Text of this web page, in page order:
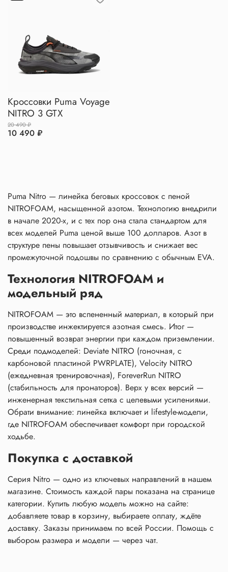
Кроссовки Puma Voyage
NITRO 3 GTX
20 490 ₽
10 490 ₽
Puma Nitro — линейка беговых кроссовок с пеной
NITROFOAM, насыщенной азотом. Технологию внедрили
в начале 2020-х, и с тех пор она стала стандартом для
всех моделей Puma ценой выше 100 долларов. Азот в
структуре пены повышает отзывчивость и снижает вес
промежуточной подошвы по сравнению с обычным EVA.
Технология NITROFOAM и
модельный ряд
NITROFOAM — это вспененный материал, в который при
производстве инжектируется азотная смесь. Итог —
повышенный возврат энергии при каждом приземлении.
Среди подмоделей: Deviate NITRO (гоночная, с
карбоновой пластиной PWRPLATE), Velocity NITRO
(ежедневная тренировочная), ForeverRun NITRO
(стабильность для пронаторов). Верх у всех версий —
инженерная текстильная сетка с целевыми усилениями.
Обрати внимание: линейка включает и lifestyle-модели,
где NITROFOAM обеспечивает комфорт при городской
ходьбе.
Покупка с доставкой
Серия Nitro — одно из ключевых направлений в нашем
магазине. Стоимость каждой пары показана на странице
категории. Купить любую модель можно на сайте:
добавляете товар в корзину, выбираете оплату, ждёте
доставку. Заказы принимаем по всей России. Помощь с
выбором размера и модели — через чат.